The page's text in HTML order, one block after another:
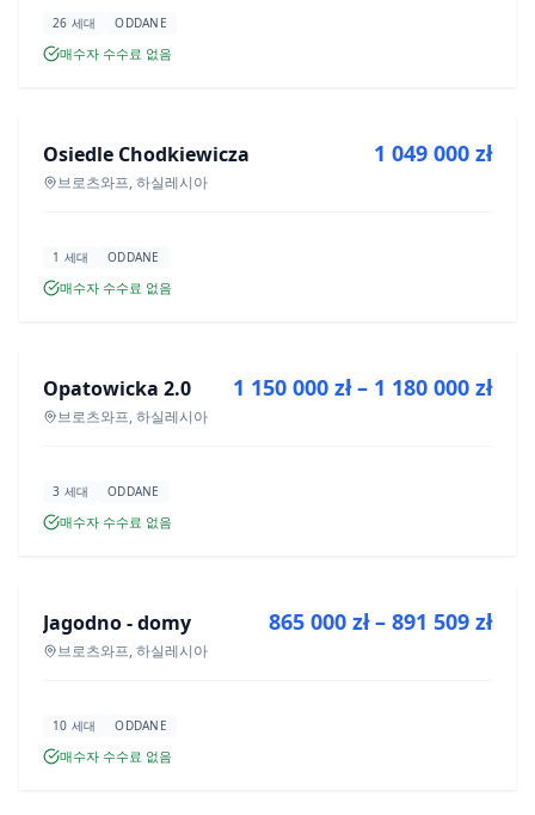
26 세대 ODDANE
매수자 수수료 없음
신규 분양
Osiedle Chodkiewicza
브로츠와프, 하실레시아
1 049 000 zł
1 세대 ODDANE
매수자 수수료 없음
신규 분양
Opatowicka 2.0
브로츠와프, 하실레시아
1 150 000 zł – 1 180 000 zł
3 세대 ODDANE
매수자 수수료 없음
신규 분양
Jagodno - domy
브로츠와프, 하실레시아
865 000 zł – 891 509 zł
10 세대 ODDANE
매수자 수수료 없음